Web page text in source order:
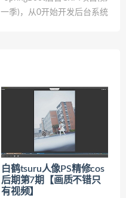
一季)，从0开始开发后台系统
白鹤tsuru人像PS精修cos
后期第7期【画质不错只
有视频】